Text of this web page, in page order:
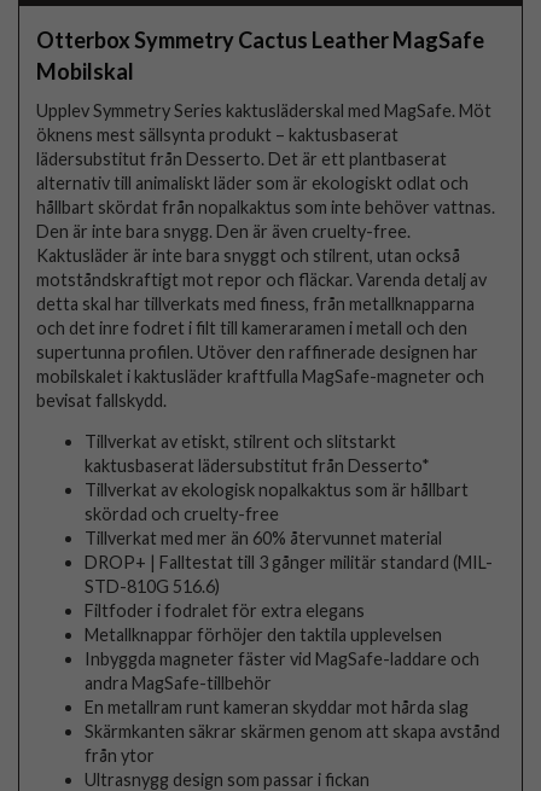
Otterbox Symmetry Cactus Leather MagSafe
Mobilskal
Upplev Symmetry Series kaktusläderskal med MagSafe. Möt
öknens mest sällsynta produkt – kaktusbaserat
lädersubstitut från Desserto. Det är ett plantbaserat
alternativ till animaliskt läder som är ekologiskt odlat och
hållbart skördat från nopalkaktus som inte behöver vattnas.
Den är inte bara snygg. Den är även cruelty-free.
Kaktusläder är inte bara snyggt och stilrent, utan också
motståndskraftigt mot repor och fläckar. Varenda detalj av
detta skal har tillverkats med finess, från metallknapparna
och det inre fodret i filt till kameraramen i metall och den
supertunna profilen. Utöver den raffinerade designen har
mobilskalet i kaktusläder kraftfulla MagSafe-magneter och
bevisat fallskydd.
Tillverkat av etiskt, stilrent och slitstarkt
kaktusbaserat lädersubstitut från Desserto*
Tillverkat av ekologisk nopalkaktus som är hållbart
skördad och cruelty-free
Tillverkat med mer än 60% återvunnet material
DROP+ | Falltestat till 3 gånger militär standard (MIL-
STD-810G 516.6)
Filtfoder i fodralet för extra elegans
Metallknappar förhöjer den taktila upplevelsen
Inbyggda magneter fäster vid MagSafe-laddare och
andra MagSafe-tillbehör
En metallram runt kameran skyddar mot hårda slag
Skärmkanten säkrar skärmen genom att skapa avstånd
från ytor
Ultrasnygg design som passar i fickan